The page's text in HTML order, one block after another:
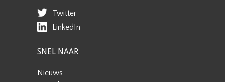
Twitter
LinkedIn
SNEL NAAR
Nieuws